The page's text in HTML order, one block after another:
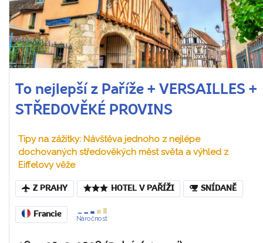
To nejlepší z Paříže + VERSAILLES +
STŘEDOVĚKÉ PROVINS
Tipy na zážitky: Návštěva jednoho z nejlépe
dochovaných středověkých měst světa a výhled z
Eiffelovy věže
Z PRAHY HOTEL V PAŘÍŽI SNÍDANĚ
Francie
Náročnost